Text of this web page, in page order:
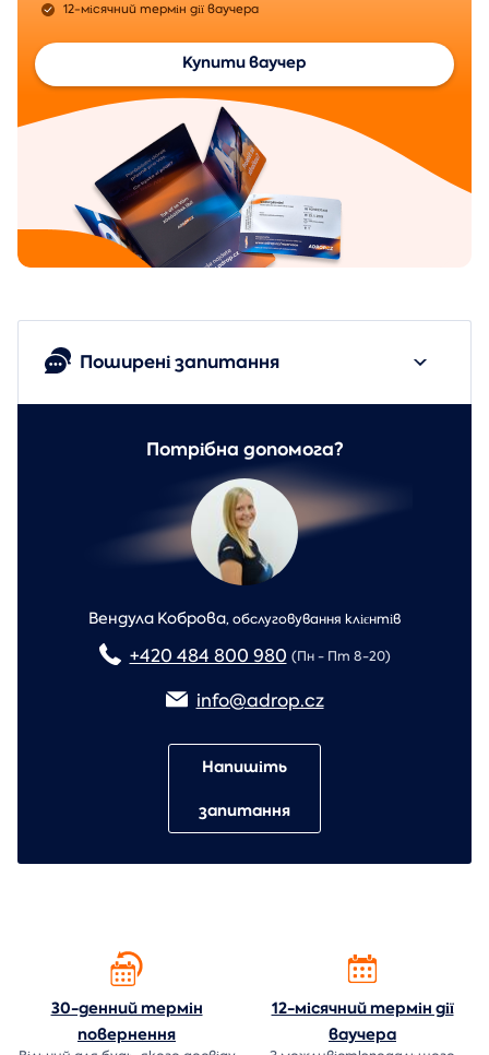
12-місячний термін дії ваучера
Купити ваучер
Поширені запитання
Потрібна допомога?
Вендула Коброва,обслуговування клієнтів
+420 484 800 980 (Пн - Пт 8-20)
info@adrop.cz
Напишіть
запитання
30-денний термін
повернення
12-місячний термін дії
ваучера